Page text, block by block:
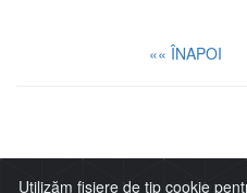
«« ÎNAPOI
Utilizăm fișiere de tip cookie